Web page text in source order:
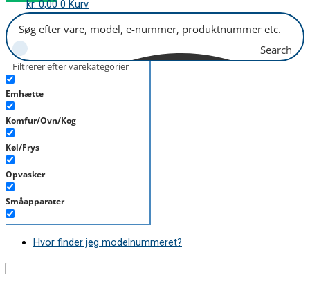
kr.0,00 0 Kurv
Search
Filtrerer efter varekategorier
Emhætte
Komfur/Ovn/Kog
Køl/Frys
Opvasker
Småapparater
Støvsuger
Hvor finder jeg modelnummeret?